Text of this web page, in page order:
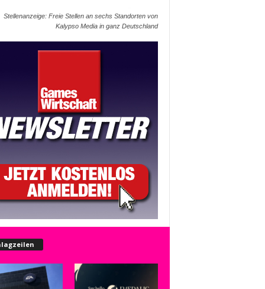
Stellenanzeige: Freie Stellen an sechs Standorten von
Kalypso Media in ganz Deutschland